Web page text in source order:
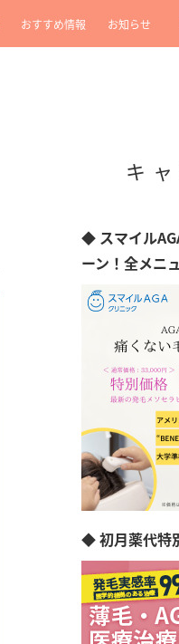
おすすめ情報 お知らせ
キ
◆ スマイル
ーン！全メニ
◆ 初月薬代特